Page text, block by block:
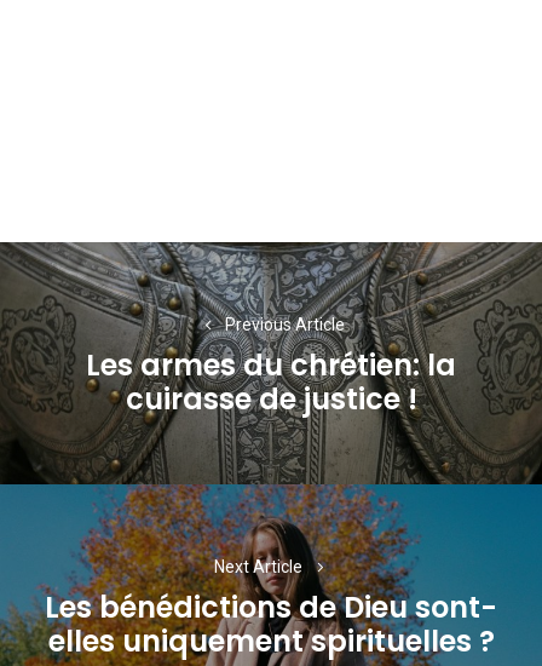
Navigation
de
l’article
Previous Article
Previous
post:
Les armes du chrétien: la
cuirasse de justice !
Next Article
Next
post:
Les bénédictions de Dieu sont-
elles uniquement spirituelles ?